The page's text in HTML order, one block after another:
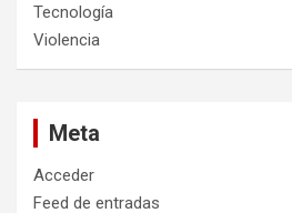
Tecnología
Violencia
Meta
Acceder
Feed de entradas